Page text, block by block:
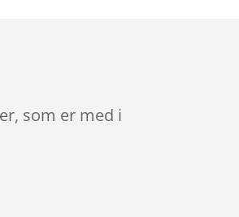
som er med i